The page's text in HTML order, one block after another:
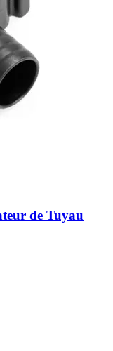
de Tuyau